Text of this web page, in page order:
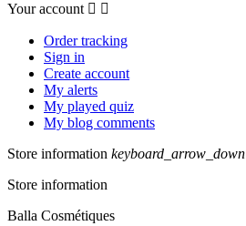
Your account  
Order tracking
Sign in
Create account
My alerts
My played quiz
My blog comments
Store information keyboard_arrow_down
Store information
Balla Cosmétiques